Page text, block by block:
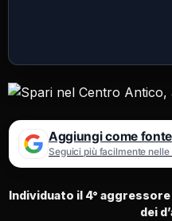
Aggiungi come
Seguici più facilmente
Individuato il 4°
dei